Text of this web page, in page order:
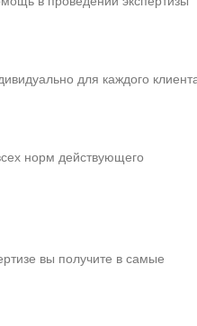
для каждого
норм действующего
вы получите в самые